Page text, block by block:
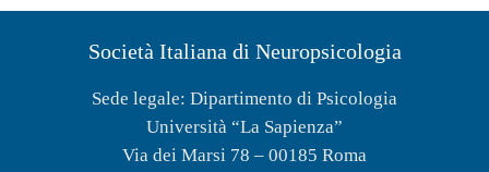
Società Italiana di Neuropsicologia
Sede legale: Dipartimento di Psicologia
Università “La Sapienza”
Via dei Marsi 78 – 00185 Roma